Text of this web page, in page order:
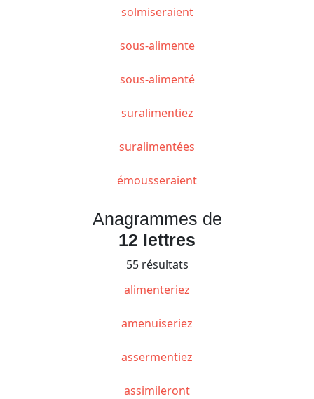
solmiseraient
sous-alimente
sous-alimenté
suralimentiez
suralimentées
émousseraient
Anagrammes de
12 lettres
55 résultats
alimenteriez
amenuiseriez
assermentiez
assimileront